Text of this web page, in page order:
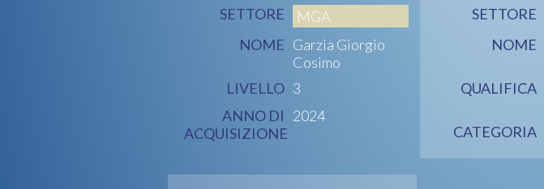
SETTORE
MGA
NOME Garzia Giorgio
Cosimo
LIVELLO 3
ANNO DI
ACQUISIZIONE
2024
SETTORE
NOME
QUALIFICA
CATEGORIA